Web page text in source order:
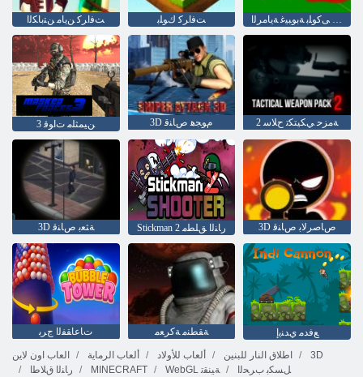
ﺖﻓﺍﺮﻛ ﻦﻳﺎﻣ ﻦﺘﺑﺎﻜﻟﺍ ﺖﻓﺍﺮﻛ ﻙﻮﻠﺑ ﺏﺮﺤﻟﺍ ﺏﺮﺣ ﻰﻛﻮﻠﺑ ﺔﺑﻮﺒﻴﻏ ﺔﻳﺎﻣﺮﻟﺍ
3 ﻦﻴﻤﺜﻠﻣ ﺕﺍﻮﻗ 3D ﻡﻮﺠﻫ ﺹﺎﻨﻗ 2 ﺔﻣﺰﺣ ﻲﻜﻴﺘﻜﺗ ﺡﻼ ﺳ
3D ﺔﺜﻌﺑ ﺹﺎﻨﻗ Stickman 2 ﺭﺎﻨﻟﺍ ﻖﻠﻄﻣ 3D ﺹﺎﺻﺮﻟﺎﺑ ﺹﺎﻨﻗ
ﺕﺎﻋﺎﻘﻔﻟﺍ ﺝﺮﺑ ﺔﻘﻄﻨﻣ ﺔﻛﺮﻌﻣ
ﻊﻓﺪﻣ ﻱﺪﻨﻳﺇ
العاب اون لاين
ألعاب الرماية ألعاب للأولاد اطلاق النار للبنين
3D
ﺭﺎﻨﻟﺍ ﻕﻼ ﻃﺍ
MINECRAFT WebGL ﺔﻴﻨﻘﺗ ﻞﺴﻜﺑ ﺏﺮﺤﻟﺍ